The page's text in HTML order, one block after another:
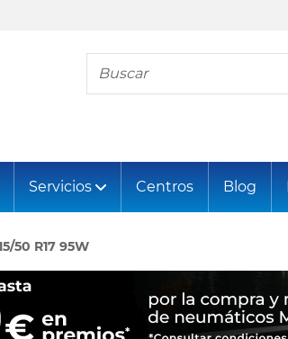
Busca tu neumático
Servicios Centros Blog
50 R17 95W